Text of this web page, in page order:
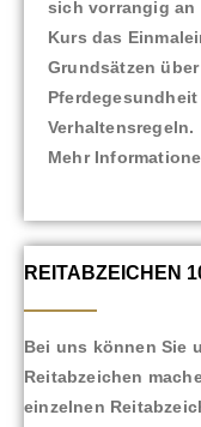
sich vorrangig an
Kurs das
Grundsätzen
Verhaltensregeln.
Mehr
REITABZEICHEN
Bei uns können Sie
Reitabzeichen
einzelnen